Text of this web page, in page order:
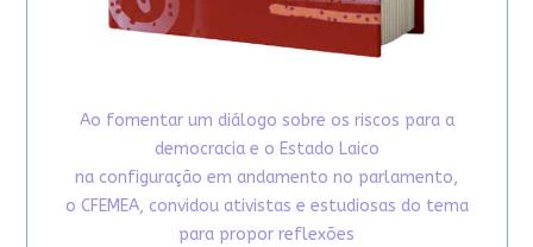
Ao fomentar um diálogo sobre os riscos para a
democracia e o Estado Laico
na configuração em andamento no parlamento,
o CFEMEA, convidou ativistas e estudiosas do tema
para propor reflexões